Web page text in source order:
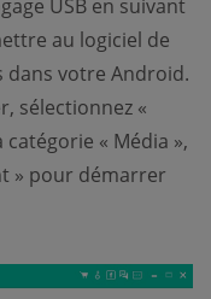
USB en suivant
au logiciel de
votre Android.
sélectionnez «
« Média »,
» pour démarrer